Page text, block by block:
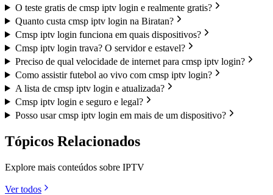
O teste gratis de cmsp iptv login e realmente gratis?
Quanto custa cmsp iptv login na Biratan?
Cmsp iptv login funciona em quais dispositivos?
Cmsp iptv login trava? O servidor e estavel?
Preciso de qual velocidade de internet para cmsp iptv login?
Como assistir futebol ao vivo com cmsp iptv login?
A lista de cmsp iptv login e atualizada?
Cmsp iptv login e seguro e legal?
Posso usar cmsp iptv login em mais de um dispositivo?
Tópicos Relacionados
Explore mais conteúdos sobre IPTV
Ver todos